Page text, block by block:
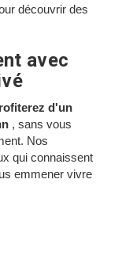
découvrir des
avec
d'un
, sans vous
Nos
qui connaissent
emmener vivre